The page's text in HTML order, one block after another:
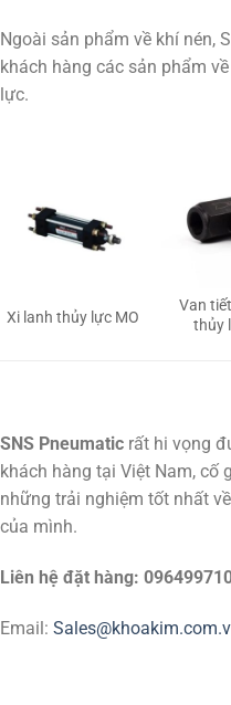
Ngoài sản phẩm về khí nén,
khách hàng các sản phẩm
lực.
Xi lanh thủy lực MO
Van
thủy
SNS Pneumatic rất hi vọng
khách hàng tại Việt Nam, cố
những trải nghiệm tốt nhất
của mình.
Liên hệ đặt hàng:
Email: